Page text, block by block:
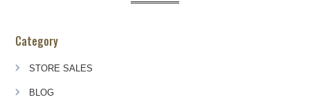
Category
STORE SALES
BLOG